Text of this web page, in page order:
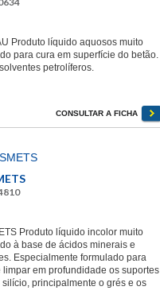
Produto líquido aquosos muito
para cura em superfície do betão.
petrolíferos.
CONSULTAR A FICHA
Produto líquido incolor muito
à base de ácidos minerais e
Especialmente formulado para
limpar em profundidade os suportes
silício, principalmente o grés e os